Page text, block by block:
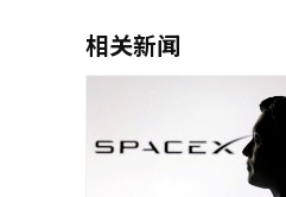
相关新闻